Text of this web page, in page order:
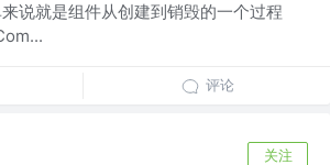
说就是组件从创建到销毁的一个过程
评论
关注